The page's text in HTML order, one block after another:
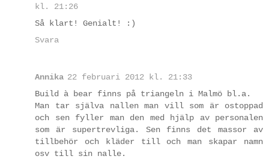
kl. 21:26
Så klart! Genialt! :)
Svara
Annika 22 februari 2012 kl. 21:33
Build à bear finns på triangeln i Malmö bl.a.
Man tar själva nallen man vill som är ostoppad
och sen fyller man den med hjälp av personalen
som är supertrevliga. Sen finns det massor av
tillbehör och kläder till och man skapar namn
osv till sin nalle.